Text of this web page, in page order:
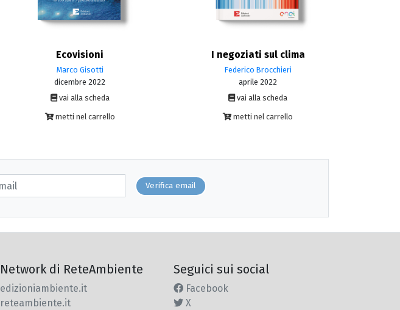
Ecovisioni
Marco Gisotti
dicembre 2022
vai alla scheda
metti nel carrello
I negoziati sul clima
Federico Brocchieri
aprile 2022
vai alla scheda
metti nel carrello
Verifica email
Network di ReteAmbiente
edizioniambiente.it
reteambiente.it
Seguici sui social
Facebook
X